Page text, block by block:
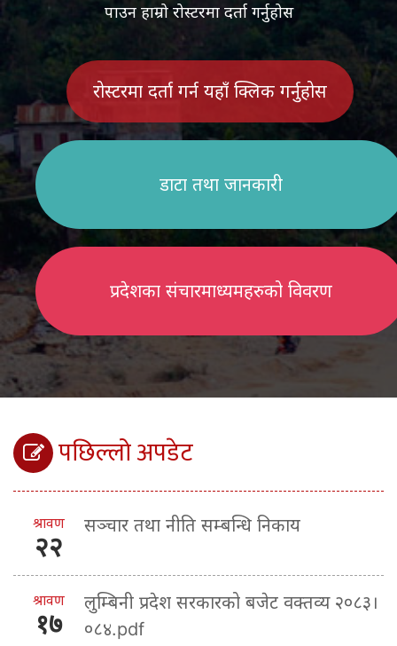
पाउन हाम्रो रोस्टरमा दर्ता गर्नुहोस
रोस्टरमा दर्ता गर्न यहाँ क्लिक गर्नुहोस
डाटा तथा जानकारी
प्रदेशका संचारमाध्यमहरुको विवरण
पछिल्लो अपडेट
श्रावण
२२
सञ्चार तथा नीति सम्बन्धि निकाय
श्रावण
१७
लुम्बिनी प्रदेश सरकारको बजेट वक्तव्य २०८३।
०८४.pdf